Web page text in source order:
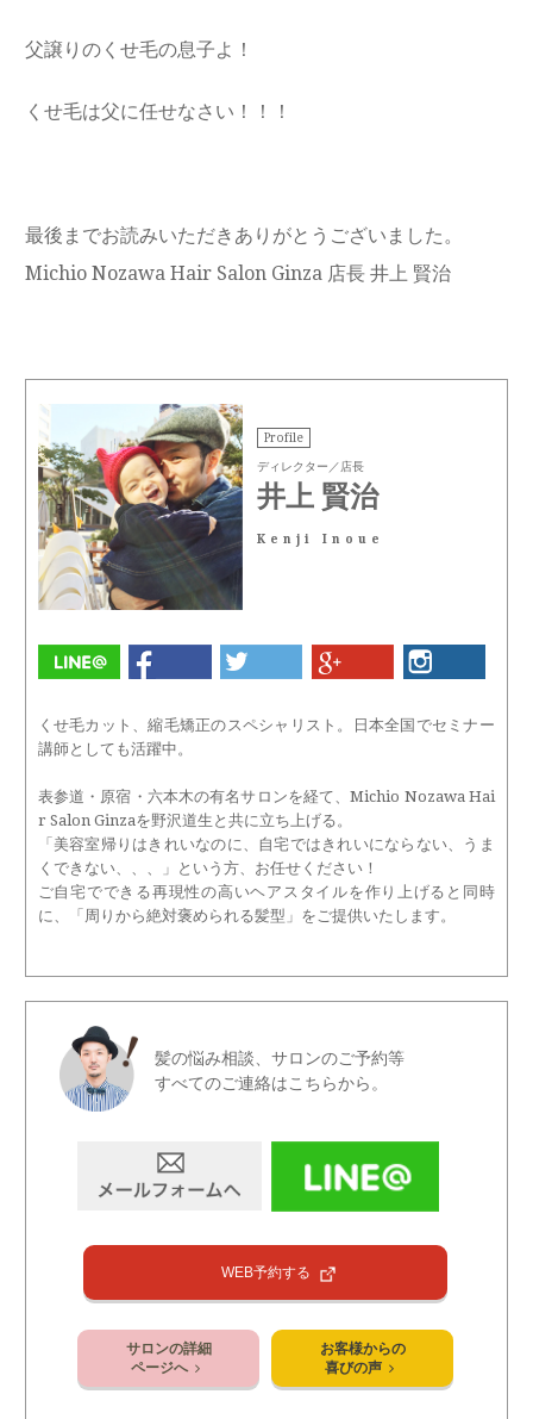
父譲りのくせ毛の息子よ！
くせ毛は父に任せなさい！！！
最後までお読みいただきありがとうございました。
Michio Nozawa Hair Salon Ginza 店長 井上 賢治
Profile
ディレクター／店長
井上 賢治
Kenji Inoue
くせ毛カット、縮毛矯正のスペシャリスト。日本全国でセミナー
講師としても活躍中。
表参道・原宿・六本木の有名サロンを経て、Michio Nozawa Hai
r Salon Ginzaを野沢道生と共に立ち上げる。
「美容室帰りはきれいなのに、自宅ではきれいにならない、うま
くできない、、、」という方、お任せください！
ご自宅でできる再現性の高いヘアスタイルを作り上げると同時
に、「周りから絶対褒められる髪型」をご提供いたします。
髪の悩み相談、サロンのご予約等
すべてのご連絡はこちらから。
WEB予約する
サロンの詳細
ページへ
お客様からの
喜びの声